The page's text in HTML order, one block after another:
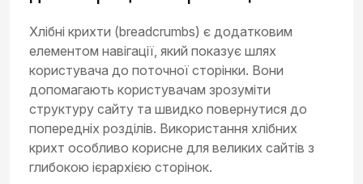
Хлібні крихти (breadcrumbs) є додатковим
елементом навігації, який показує шлях
користувача до поточної сторінки. Вони
допомагають користувачам зрозуміти
структуру сайту та швидко повернутися до
попередніх розділів. Використання хлібних
крихт особливо корисне для великих сайтів з
глибокою ієрархією сторінок.